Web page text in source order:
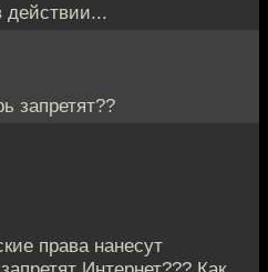
запретят??
права нанесут